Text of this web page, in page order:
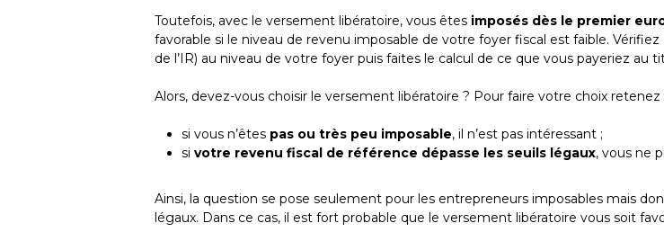
Toutefois, avec le versement libératoire, vous êtes imposés dès le premier
favorable si le niveau de revenu imposable de votre foyer fiscal est faible.
de l’IR) au niveau de votre foyer puis faites le calcul de ce que vous payeriez au
Alors, devez-vous choisir le versement libératoire ? Pour faire votre choix retenez
si vous n’êtes pas ou très peu imposable, il n’est pas intéressant ;
si votre revenu fiscal de référence dépasse les seuils légaux, vous ne
Ainsi, la question se pose seulement pour les entrepreneurs imposables mais
légaux. Dans ce cas, il est fort probable que le versement libératoire vous soit